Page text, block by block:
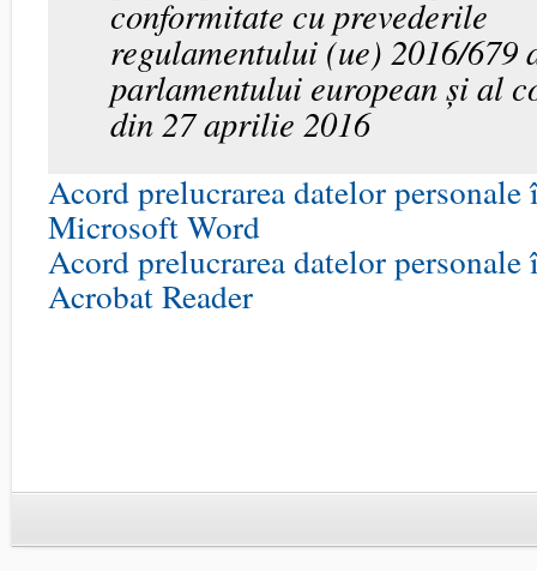
conformitate cu prevederile
regulamentului (ue) 2016/679
parlamentului european și al
din 27 aprilie 2016
Acord prelucrarea datelor
Microsoft Word
Acord prelucrarea datelor
Acrobat Reader